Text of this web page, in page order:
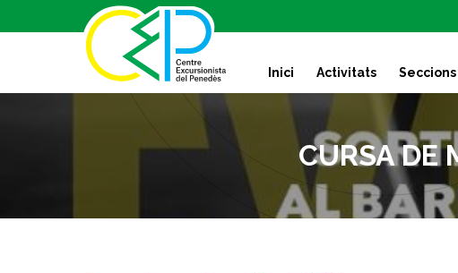
k
t
Inici Activitats Seccions
CURSA DE